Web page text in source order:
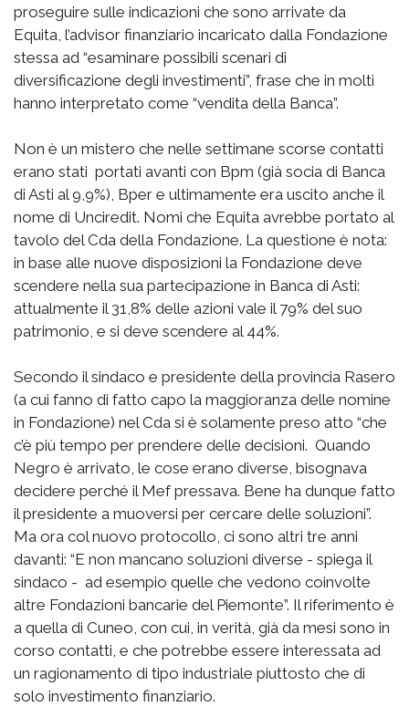
proseguire sulle indicazioni che sono arrivate da
Equita, l’advisor finanziario incaricato dalla Fondazione
stessa ad “esaminare possibili scenari di
diversificazione degli investimenti”, frase che in molti
hanno interpretato come “vendita della Banca”.
Non è un mistero che nelle settimane scorse contatti
erano stati portati avanti con Bpm (già socia di Banca
di Asti al 9,9%), Bper e ultimamente era uscito anche il
nome di Unciredit. Nomi che Equita avrebbe portato al
tavolo del Cda della Fondazione. La questione è nota:
in base alle nuove disposizioni la Fondazione deve
scendere nella sua partecipazione in Banca di Asti:
attualmente il 31,8% delle azioni vale il 79% del suo
patrimonio, e si deve scendere al 44%.
Secondo il sindaco e presidente della provincia Rasero
(a cui fanno di fatto capo la maggioranza delle nomine
in Fondazione) nel Cda si è solamente preso atto “che
c’è più tempo per prendere delle decisioni. Quando
Negro è arrivato, le cose erano diverse, bisognava
decidere perché il Mef pressava. Bene ha dunque fatto
il presidente a muoversi per cercare delle soluzioni”.
Ma ora col nuovo protocollo, ci sono altri tre anni
davanti: “E non mancano soluzioni diverse - spiega il
sindaco - ad esempio quelle che vedono coinvolte
altre Fondazioni bancarie del Piemonte”. Il riferimento è
a quella di Cuneo, con cui, in verità, già da mesi sono in
corso contatti, e che potrebbe essere interessata ad
un ragionamento di tipo industriale piuttosto che di
solo investimento finanziario.